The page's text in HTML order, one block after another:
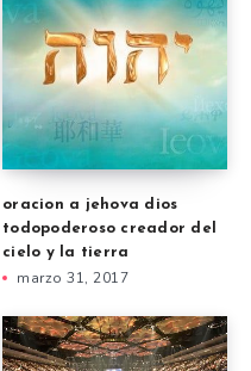
oracion a jehova dios
todopoderoso creador del
cielo y la tierra
marzo 31, 2017